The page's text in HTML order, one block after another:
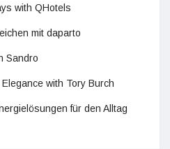
with QHotels
mit daparto
Sandro
with Tory Burch
für den Alltag